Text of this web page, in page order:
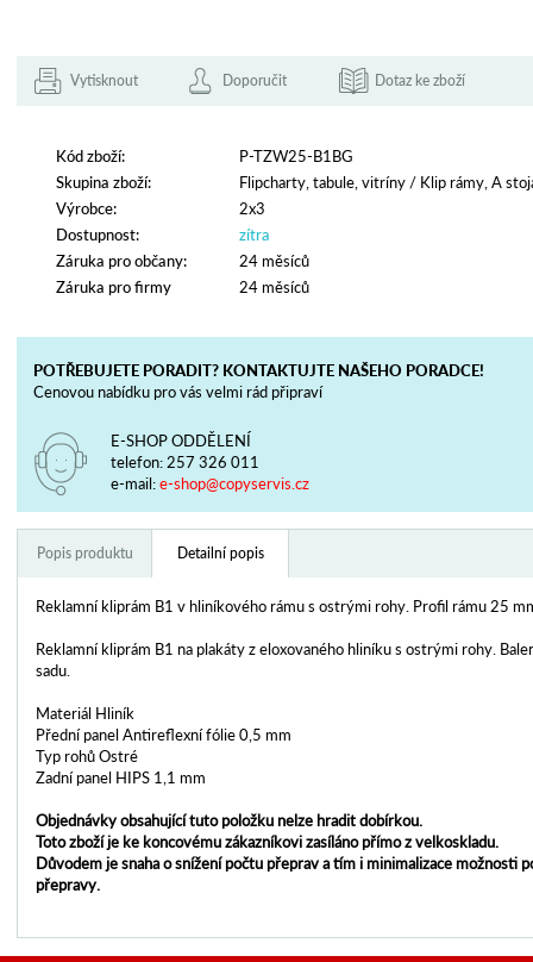
Vytisknout Doporučit Dotaz ke zboží
Kód zboží:
P-TZW25-B1BG
Skupina zboží:
Flipcharty, tabule, vitríny / Klip rámy, A
Výrobce:
2x3
Dostupnost:
zítra
Záruka pro občany:
24 měsíců
Záruka pro firmy
24 měsíců
POTŘEBUJETE PORADIT? KONTAKTUJTE NAŠEHO PORADCE!
Cenovou nabídku pro vás velmi rád připraví
E-SHOP ODDĚLENÍ
telefon: 257 326 011
e-mail:e-shop@copyservis.cz
Popis produktu Detailní popis
Reklamní kliprám B1 v hliníkového rámu s ostrými rohy. Profil rámu 25
Reklamní kliprám B1 na plakáty z eloxovaného hliníku s ostrými rohy.
sadu.
Materiál Hliník
Přední panel Antireflexní fólie 0,5 mm
Typ rohů Ostré
Zadní panel HIPS 1,1 mm
Objednávky obsahující tuto položku nelze hradit dobírkou.
Toto zboží je ke koncovému zákazníkovi zasíláno přímo z velkoskladu.
Důvodem je snaha o snížení počtu přeprav a tím i minimalizace možnosti
přepravy.